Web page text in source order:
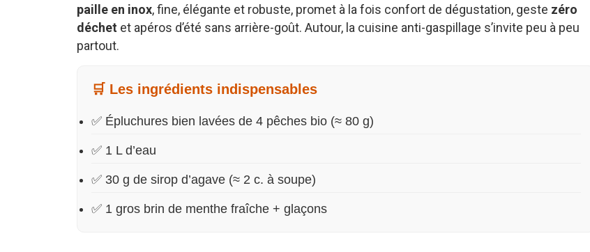
paille en inox, fine, élégante et robuste, promet à la fois confort de dégustation, geste zéro
déchet et apéros d’été sans arrière-goût. Autour, la cuisine anti-gaspillage s’invite peu à peu
partout.
🛒 Les ingrédients indispensables
✅ Épluchures bien lavées de 4 pêches bio (≈ 80 g)
✅ 1 L d’eau
✅ 30 g de sirop d’agave (≈ 2 c. à soupe)
✅ 1 gros brin de menthe fraîche + glaçons